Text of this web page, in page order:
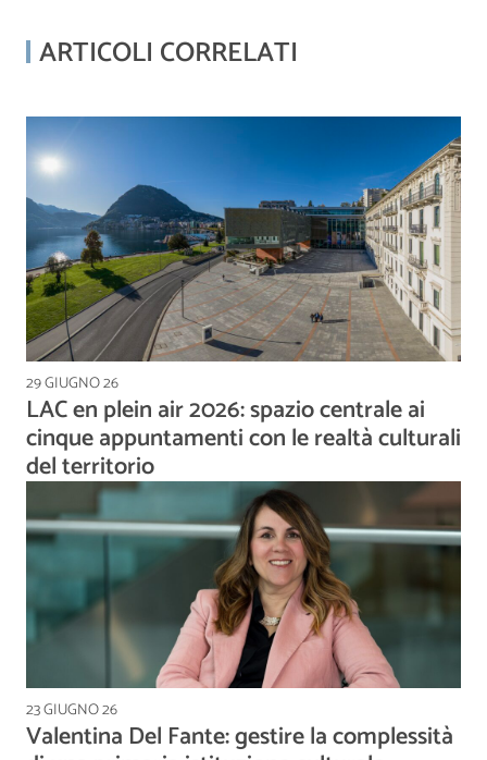
ARTICOLI CORRELATI
29 GIUGNO 26
LAC en plein air 2026: spazio centrale ai
cinque appuntamenti con le realtà culturali
del territorio
23 GIUGNO 26
Valentina Del Fante: gestire la complessità